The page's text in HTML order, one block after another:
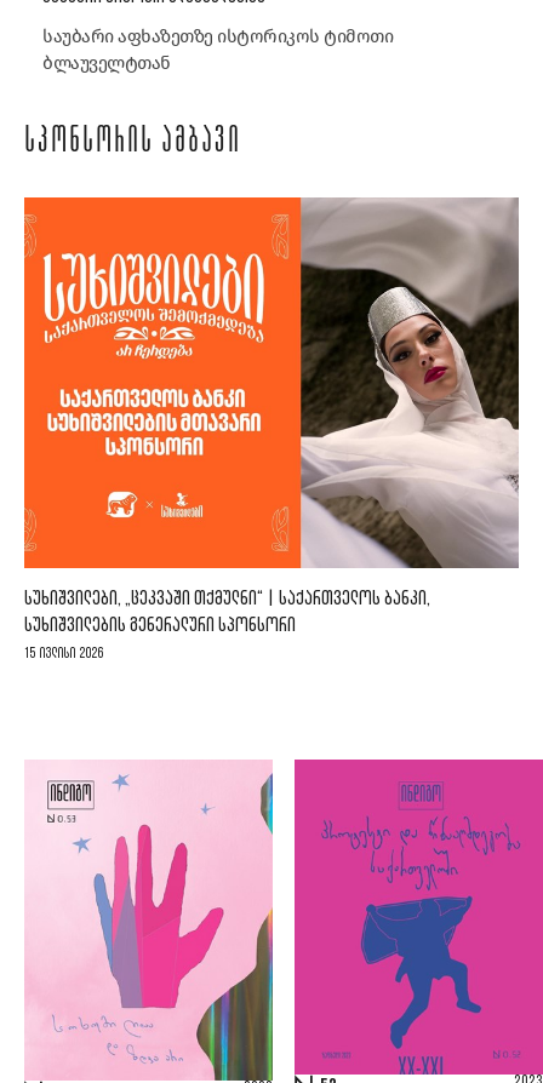
საუბარი აფხაზეთზე ისტორიკოს ტიმოთი
ბლაუველტთან
ᲡᲞᲝᲜᲡᲝᲠᲘᲡ ᲐᲛᲑᲐᲕᲘ
ᲡᲣᲮᲘᲨᲕᲘᲚᲔᲑᲘ, „ᲪᲔᲙᲕᲐᲨᲘ ᲗᲥᲛᲣᲚᲜᲘ“ | ᲡᲐᲥᲐᲠᲗᲕᲔᲚᲝᲡ ᲑᲐᲜᲙᲘ,
ᲡᲣᲮᲘᲨᲕᲘᲚᲔᲑᲘᲡ ᲒᲔᲜᲔᲠᲐᲚᲣᲠᲘ ᲡᲞᲝᲜᲡᲝᲠᲘ
15 ივლისი 2026